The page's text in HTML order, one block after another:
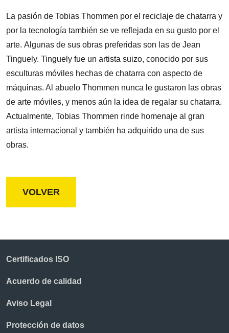
La pasión de Tobias Thommen por el reciclaje de chatarra y
por la tecnología también se ve reflejada en su gusto por el
arte. Algunas de sus obras preferidas son las de Jean
Tinguely. Tinguely fue un artista suizo, conocido por sus
esculturas móviles hechas de chatarra con aspecto de
máquinas. Al abuelo Thommen nunca le gustaron las obras
de arte móviles, y menos aún la idea de regalar su chatarra.
Actualmente, Tobias Thommen rinde homenaje al gran
artista internacional y también ha adquirido una de sus
obras.
VOLVER
Certificados ISO
Acuerdo de calidad
Aviso Legal
Protección de datos